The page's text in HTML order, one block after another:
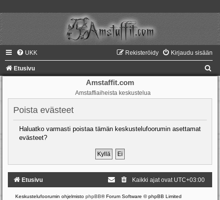
UKK Kirjaudu sisään
Rekisteröidy
Etusivu
Amstaffit.com
Amstaffiaiheista keskustelua
Poista evästeet
Haluatko varmasti poistaa tämän keskustelufoorumin asettamat
evästeet?
Etusivu Kaikki ajat ovat UTC+03:00
Keskustelufoorumin ohjelmisto phpBB® Forum Software © phpBB Limited